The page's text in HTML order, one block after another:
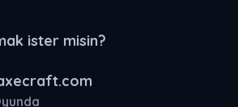
ister misin?